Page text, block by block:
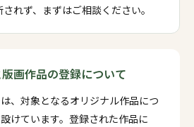
れず、まずはご相談ください。
画作品の登録について
、対象となるオリジナル作品につ
けています。登録された作品に